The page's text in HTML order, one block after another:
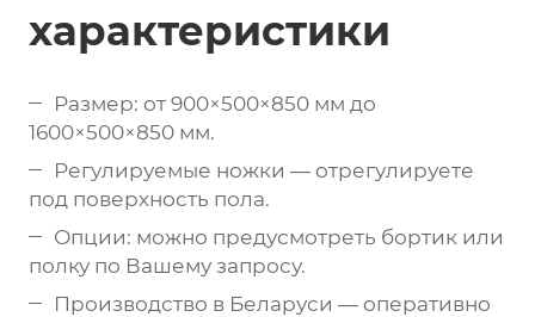
характеристики
Размер: от 900×500×850 мм до
1600×500×850 мм.
Регулируемые ножки — отрегулируете
под поверхность пола.
Опции: можно предусмотреть бортик или
полку по Вашему запросу.
Производство в Беларуси — оперативно